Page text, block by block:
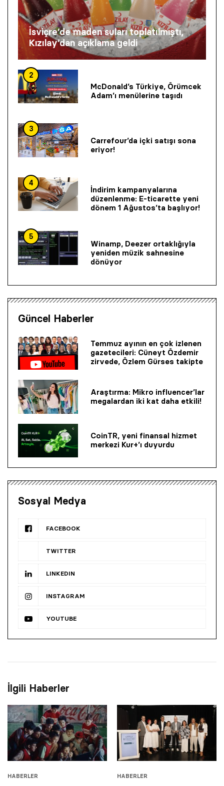
İsviçre’de maden suları toplatılmıştı,
Kızılay’dan açıklama geldi
2
McDonald’s Türkiye, Örümcek
Adam’ı menülerine taşıdı
3
Carrefour’da içki satışı sona
eriyor!
4
İndirim kampanyalarına
düzenlenme: E-ticarette yeni
dönem 1 Ağustos’ta başlıyor!
5
Winamp, Deezer ortaklığıyla
yeniden müzik sahnesine
dönüyor
Güncel Haberler
Temmuz ayının en çok izlenen
gazetecileri: Cüneyt Özdemir
zirvede, Özlem Gürses takipte
Araştırma: Mikro influencer’lar
megalardan iki kat daha etkili!
CoinTR, yeni finansal hizmet
merkezi Kur+’ı duyurdu
Sosyal Medya
FACEBOOK
TWITTER
LINKEDIN
INSTAGRAM
YOUTUBE
İlgili Haberler
HABERLER HABERLER